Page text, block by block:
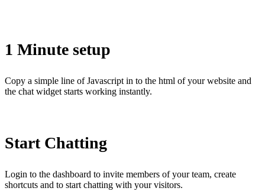
1 Minute setup
Copy a simple line of Javascript in to the html of your website and
the chat widget starts working instantly.
Start Chatting
Login to the dashboard to invite members of your team, create
shortcuts and to start chatting with your visitors.